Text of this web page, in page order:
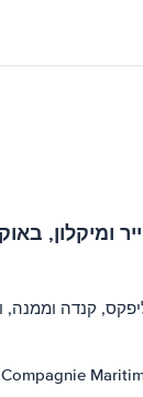
ישנן טיסות יומיות